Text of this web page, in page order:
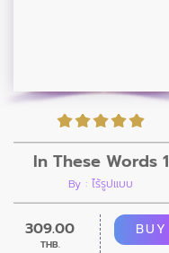
In These Words 1
By : ไร้รูปแบบ
309.00
THB.
BUY